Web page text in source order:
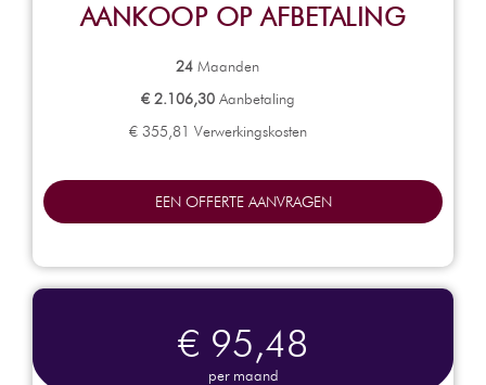
AANKOOP OP AFBETALING
24 Maanden
€ 2.106,30Aanbetaling
€ 355,81 Verwerkingskosten
EEN OFFERTE AANVRAGEN
€ 95,48
per maand